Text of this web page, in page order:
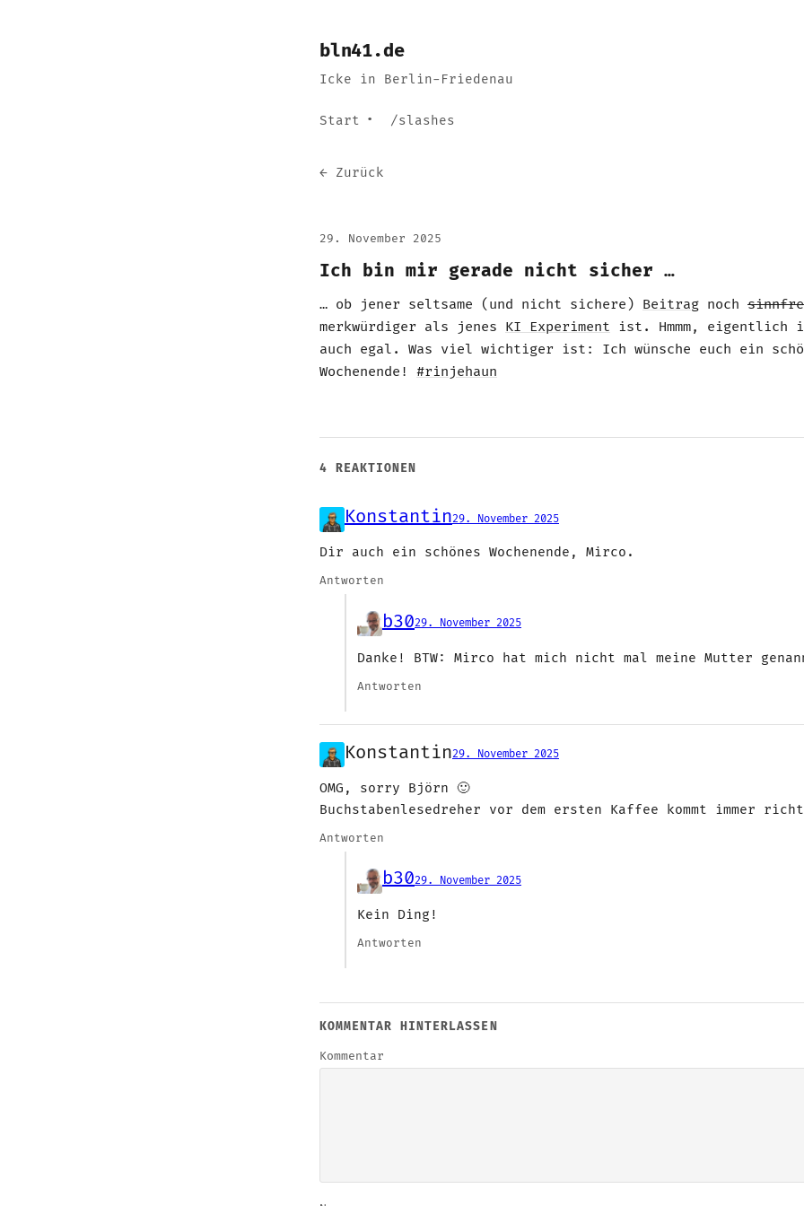
bln41.de
Icke in Berlin-Friedenau
Start /slashes
← Zurück
29. November 2025
Ich bin mir gerade nicht sicher …
… ob jener seltsame (und nicht sichere) Beitrag noch
merkwürdiger als jenes KI Experiment ist. Hmmm, eigentlich
auch egal. Was viel wichtiger ist: Ich wünsche euch ein
Wochenende! #rinjehaun
4 REAKTIONEN
Konstantin29. November 2025
Dir auch ein schönes Wochenende, Mirco.
Antworten
b3029. November 2025
Danke! BTW: Mirco hat mich nicht mal meine Mutter
Antworten
Konstantin29. November 2025
OMG, sorry Björn 🙂
Buchstabenlesedreher vor dem ersten Kaffee kommt immer
Antworten
b3029. November 2025
Kein Ding!
Antworten
KOMMENTAR HINTERLASSEN
Kommentar